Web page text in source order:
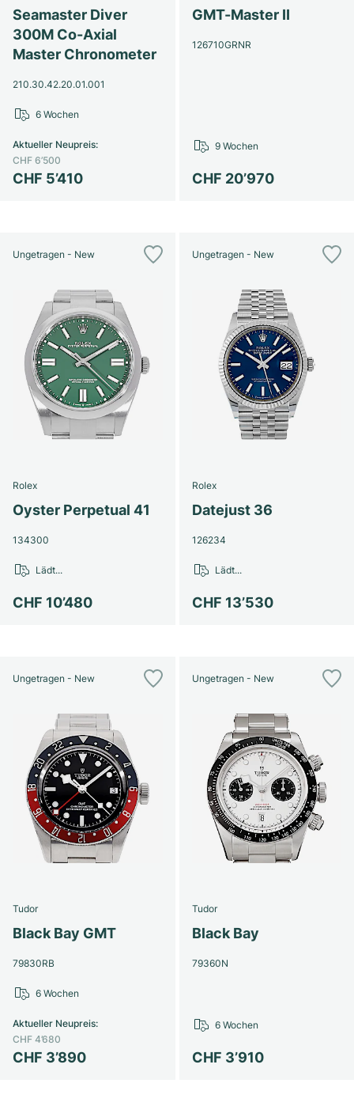
Seamaster Diver
300M Co-Axial
Master Chronometer
210.30.42.20.01.001
CHF 5’410
Aktueller Neupreis:
CHF 6’500
6 Wochen
GMT-Master II
126710GRNR
CHF 20’970
9 Wochen
Ungetragen - New
Rolex
Oyster Perpetual 41
134300
CHF 10’480
Lädt...
Ungetragen - New
Rolex
Datejust 36
126234
CHF 13’530
Lädt...
Ungetragen - New
Tudor
Black Bay GMT
79830RB
CHF 3’890
Aktueller Neupreis:
CHF 4’680
6 Wochen
Ungetragen - New
Tudor
Black Bay
79360N
CHF 3’910
6 Wochen